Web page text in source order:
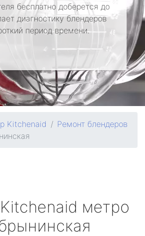
бесплатно доберется до
диагностику блендеров
период времени.
Kitchenaid
Ремонт блендеров
Kitchenaid метро